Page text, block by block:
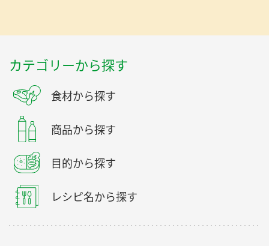
カテゴリーから探す
食材から探す
商品から探す
目的から探す
レシピ名から探す